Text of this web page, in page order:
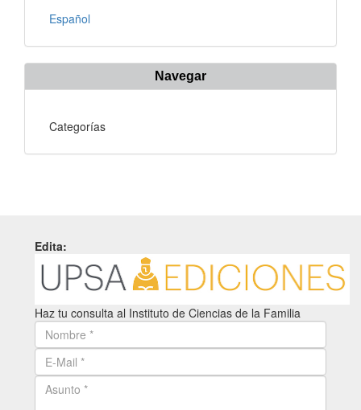
Español
Navegar
Categorías
Edita:
Haz tu consulta al Instituto de Ciencias de la Familia